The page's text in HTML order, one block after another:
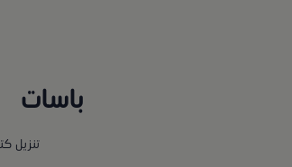
باسات
تنزيل